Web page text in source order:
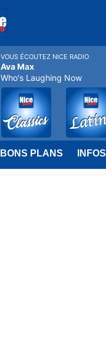
BONS PLANS INFOS
VOUS ÉCOUTEZ NICE RADIO
Ava Max
Who's Laughing Now